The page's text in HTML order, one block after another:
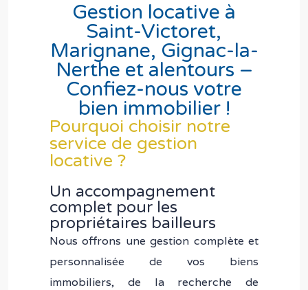
Gestion locative à
Saint-Victoret,
Marignane, Gignac-la-
Nerthe et alentours –
Confiez-nous votre
bien immobilier !
Pourquoi choisir notre
service de gestion
locative ?
Un accompagnement
complet pour les
propriétaires bailleurs
Nous offrons une gestion complète et
personnalisée de vos biens
immobiliers, de la recherche de